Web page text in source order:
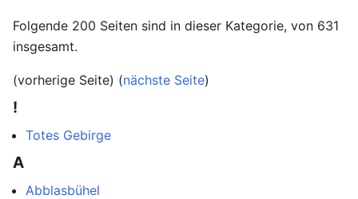
Folgende 200 Seiten sind in dieser Kategorie, von 631
insgesamt.
(vorherige Seite) (nächste Seite)
!
Totes Gebirge
A
Abblasbühel